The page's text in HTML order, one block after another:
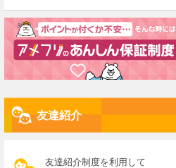
友達紹介
友達紹介制度を利用して